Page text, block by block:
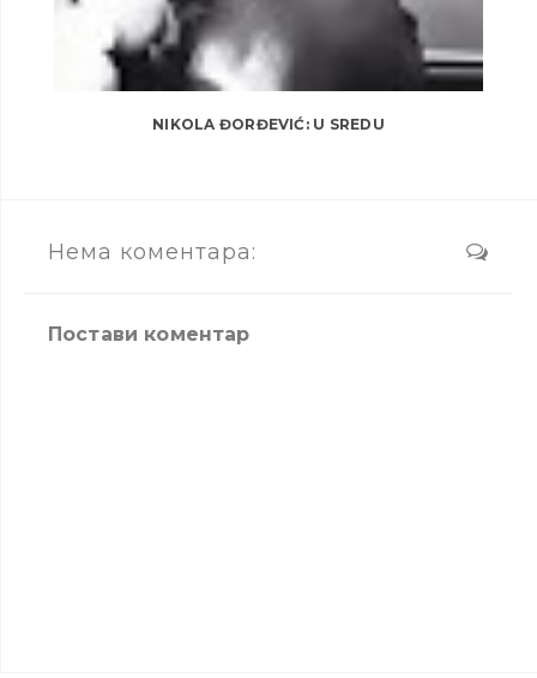
NIKOLA ĐORĐEVIĆ: U SREDU
Нема коментара:
Постави коментар